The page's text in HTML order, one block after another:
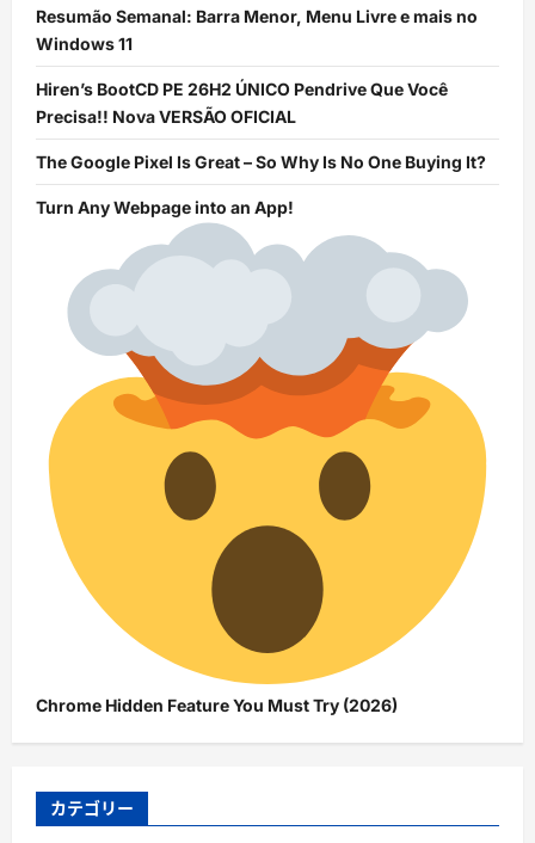
Resumão Semanal: Barra Menor, Menu Livre e mais no
Windows 11
Hiren’s BootCD PE 26H2 ÚNICO Pendrive Que Você
Precisa!! Nova VERSÃO OFICIAL
The Google Pixel Is Great – So Why Is No One Buying It?
Turn Any Webpage into an App!
Chrome Hidden Feature You Must Try (2026)
カテゴリー